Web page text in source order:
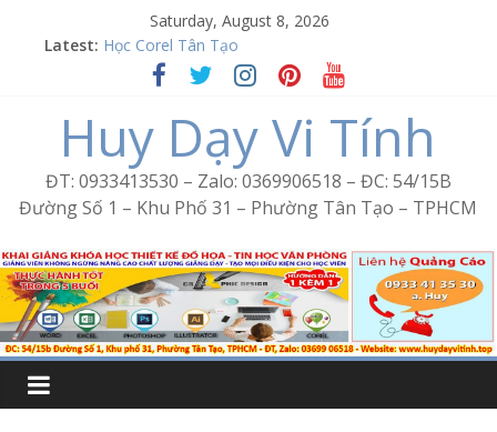
Saturday, August 8, 2026
Latest:
Word Bình Trị Đông – Tin học văn phòng cấp tốc
Học Corel Tân Tạo
Cách tạo USB Boot bằng Ventoy
Excel Bình Trị Đông – Vi tính văn phòng cấp tốc
Huy Dạy Vi Tính
ĐT: 0933413530 – Zalo: 0369906518 – ĐC: 54/15B
Đường Số 1 – Khu Phố 31 – Phường Tân Tạo – TPHCM